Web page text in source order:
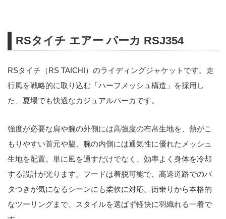
RSタイチ エアー パーカ RSJ354
RSタイチ（RS TAICHI）のライディングジャケットです。走
行風を戦略的に取り込む「ハーフメッシュ構造」を採用し
た、夏場でも快適なカジュアルパーカです。
強度が必要な肩や腕の外側には高強度の布帛生地を、熱がこ
もりやすい首元や脇、腕の内側には通気性に優れたメッシュ
生地を配置。単に風を通すだけでなく、効率よく身体を冷却
する設計が光ります。フードは着脱可能で、高速道路でのバ
タつきが気になるシーンにも柔軟に対応。街乗りから本格的
なツーリングまで、スタイルを選ばず軽快に羽織れる一着で